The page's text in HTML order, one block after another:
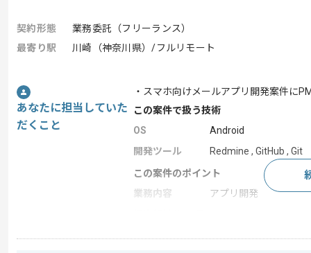
契約形態
業務委託（フリーランス）
最寄り駅
川崎（神奈川県）/フルリモート
あなたに担当していた
だくこと
・スマホ向けメールアプリ開発案件に
この案件で扱う技術
OS
Android
開発ツール
Redmine , GitHub , Git
この案件のポイント
業務内容
アプリ開発